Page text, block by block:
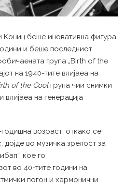
беше иновативна фигура
и беше последниот
група „Birth of the
на 1940-тите влијаеа на
of the Coolгрупа чии снимки
на генерација
возраст, откако се
во музичка зрелост за
кое го
во 40-тите години на
погон и хармонични